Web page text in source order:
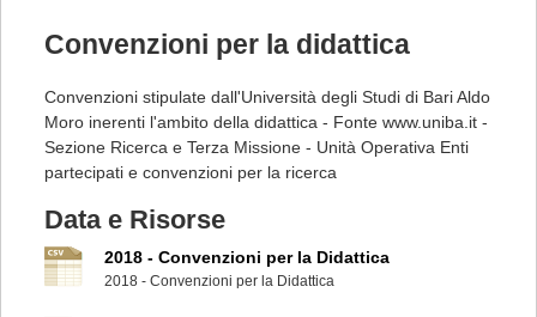
Convenzioni per la didattica
Convenzioni stipulate dall'Università degli Studi di Bari Aldo
Moro inerenti l'ambito della didattica - Fonte www.uniba.it -
Sezione Ricerca e Terza Missione - Unità Operativa Enti
partecipati e convenzioni per la ricerca
Data e Risorse
2018 - Convenzioni per la Didattica
2018 - Convenzioni per la Didattica